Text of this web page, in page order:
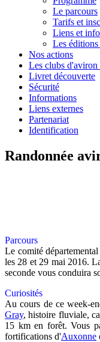
Le parcours
Tarifs et
Liens et
Les éditions
Nos actions
Les clubs
Livret découverte
Sécurité
Informations
Liens externes
Partenariat
Identification
Randonnée
Parcours
Le comité
les 28 et 29 mai 2016.
seconde vous conduira
Curiosités
Au cours de ce week-
Gray, histoire fluviale,
15 km en forêt. Vous
fortifications d'Auxonne